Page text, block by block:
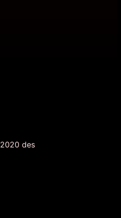
des